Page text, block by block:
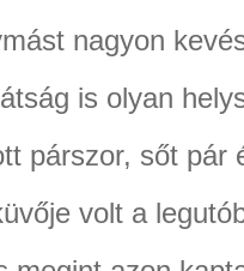
nagyon
is olyan
párszor, sőt pár
volt a